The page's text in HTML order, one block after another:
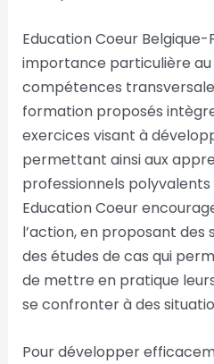
Education Coeur
importance particulière
compétences
formation proposés
exercices visant à
permettant ainsi aux
professionnels
Education Coeur
l’action, en proposant des
des études de cas qui
de mettre en pratique
se confronter à des
Pour développer